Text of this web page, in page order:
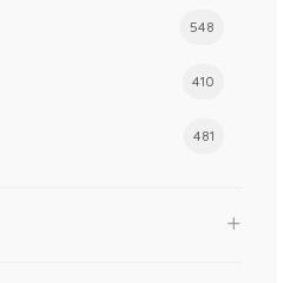
548
410
481